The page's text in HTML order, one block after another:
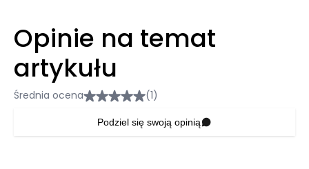
Opinie na temat
artykułu
Średnia ocena (1)
Podziel się swoją opinią